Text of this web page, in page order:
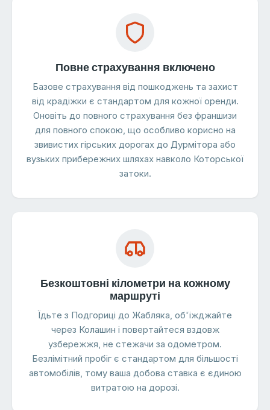
Повне страхування включено
Базове страхування від пошкоджень та захист
від крадіжки є стандартом для кожної оренди.
Оновіть до повного страхування без франшизи
для повного спокою, що особливо корисно на
звивистих гірських дорогах до Дурмітора або
вузьких прибережних шляхах навколо Которської
затоки.
Безкоштовні кілометри на кожному
маршруті
Їдьте з Подгориці до Жабляка, об'їжджайте
через Колашин і повертайтеся вздовж
узбережжя, не стежачи за одометром.
Безлімітний пробіг є стандартом для більшості
автомобілів, тому ваша добова ставка є єдиною
витратою на дорозі.